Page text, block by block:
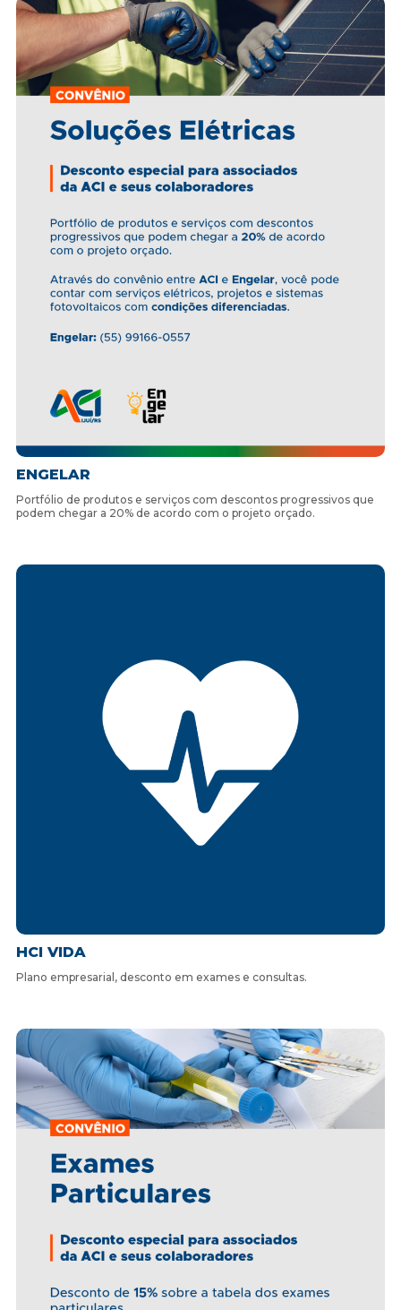
ENGELAR
Portfólio de produtos e serviços com descontos progressivos que
podem chegar a 20% de acordo com o projeto orçado.
HCI VIDA
Plano empresarial, desconto em exames e consultas.